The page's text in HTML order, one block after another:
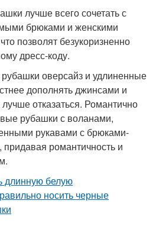
лучше всего сочетать с
брюками и женскими
позволят безукоризненно
дресс-коду.
оверсайз и удлиненные
дополнять джинсами и
отказаться. Романтично
рубашки с воланами,
рукавами с брюками-
романтичность и